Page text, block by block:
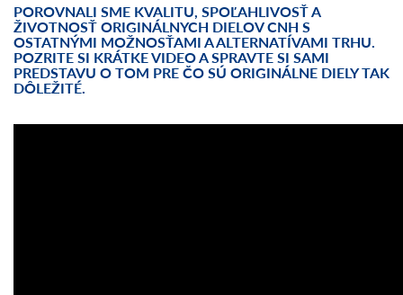
POROVNALI SME KVALITU, SPOĽAHLIVOSŤ A
ŽIVOTNOSŤ ORIGINÁLNYCH DIELOV CNH S
OSTATNÝMI MOŽNOSŤAMI A ALTERNATÍVAMI TRHU.
POZRITE SI KRÁTKE VIDEO A SPRAVTE SI SAMI
PREDSTAVU O TOM PRE ČO SÚ ORIGINÁLNE DIELY TAK
DÔLEŽITÉ.